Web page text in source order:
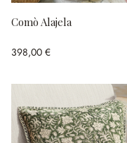
Comò Alajela
398,00 €